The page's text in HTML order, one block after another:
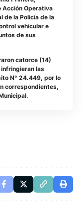
Acción Operativa
de la Policía de la
vehicular e
de sus
catorce (14)
las
N° 24.449, por lo
correspondientes,